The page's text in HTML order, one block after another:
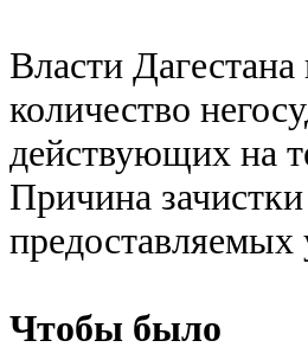
Власти
количество
действующих на
Причина
предоставляемых
Чтобы было